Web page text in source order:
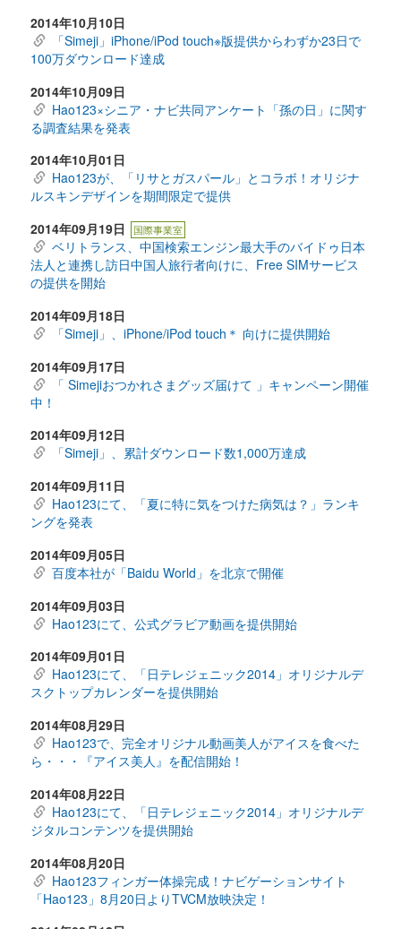
2014年10月10日
「Simeji」iPhone/iPod touch※版提供からわずか23日で
100万ダウンロード達成
2014年10月09日
Hao123×シニア・ナビ共同アンケート「孫の日」に関す
る調査結果を発表
2014年10月01日
Hao123が、「リサとガスパール」とコラボ！オリジナ
ルスキンデザインを期間限定で提供
2014年09月19日
国際事業室
ベリトランス、中国検索エンジン最大手のバイドゥ日本
法人と連携し訪日中国人旅行者向けに、Free SIMサービス
の提供を開始
2014年09月18日
「Simeji」、iPhone/iPod touch＊ 向けに提供開始
2014年09月17日
「 Simejiおつかれさまグッズ届けて 」キャンペーン開催
中！
2014年09月12日
「Simeji」、累計ダウンロード数1,000万達成
2014年09月11日
Hao123にて、「夏に特に気をつけた病気は？」ランキ
ングを発表
2014年09月05日
百度本社が「Baidu World」を北京で開催
2014年09月03日
Hao123にて、公式グラビア動画を提供開始
2014年09月01日
Hao123にて、「日テレジェニック2014」オリジナルデ
スクトップカレンダーを提供開始
2014年08月29日
Hao123で、完全オリジナル動画美人がアイスを食べた
ら・・・『アイス美人』を配信開始！
2014年08月22日
Hao123にて、「日テレジェニック2014」オリジナルデ
ジタルコンテンツを提供開始
2014年08月20日
Hao123フィンガー体操完成！ナビゲーションサイト
「Hao123」8月20日よりTVCM放映決定！